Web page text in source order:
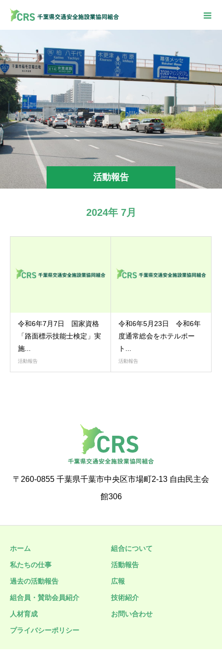
活動報告
2024年 7月
令和6年7月7日 国家資格
「路面標示技能士検定」実
施...
活動報告
令和6年5月23日 令和6年
度通常総会をホテルポー
ト...
活動報告
〒260-0855 千葉県千葉市中央区市場町2-13 自由民主会
館306
ホーム 組合について
私たちの仕事 活動報告
過去の活動報告 広報
組合員・賛助会員紹介 技術紹介
人材育成 お問い合わせ
プライバシーポリシー